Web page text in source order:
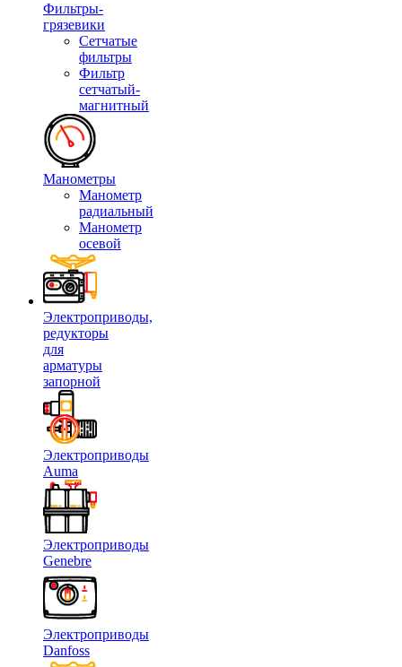
Фильтры-
грязевики
Сетчатые
фильтры
Фильтр
сетчатый-
магнитный
Манометры
Манометр
радиальный
Манометр
осевой
Электроприводы,
редукторы
для
арматуры
запорной
Электроприводы
Auma
Электроприводы
Genebre
Электроприводы
Danfoss